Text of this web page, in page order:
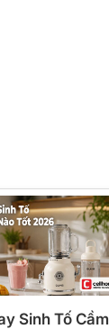
Sinh Tố Cầm